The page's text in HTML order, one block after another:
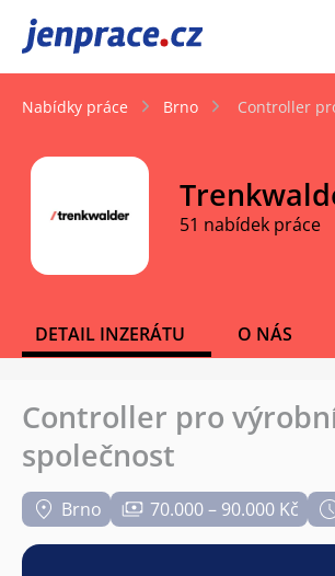
JenPráce.cz
Nabídky práce Brno Controller
51 nabídek práce
DETAIL INZERÁTU O NÁS
Controller pro
společnost
Brno 70.000 – 90.000 Kč